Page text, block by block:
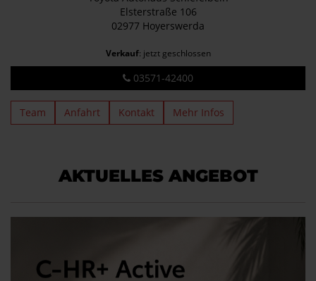
Elsterstraße 106
02977 Hoyerswerda
Verkauf: jetzt geschlossen
03571-42400
Team Anfahrt Kontakt Mehr Infos
AKTUELLES ANGEBOT